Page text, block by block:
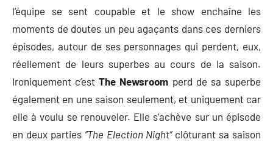
l’équipe se sent coupable et le show enchaîne les
moments de doutes un peu agaçants dans ces derniers
épisodes, autour de ses personnages qui perdent, eux,
réellement de leurs superbes au cours de la saison.
Ironiquement c’estThe Newsroom perd de sa superbe
également en une saison seulement, et uniquement car
elle à voulu se renouveler. Elle s’achève sur un épisode
en deux parties ‘’The Election Night’’clôturant sa saison